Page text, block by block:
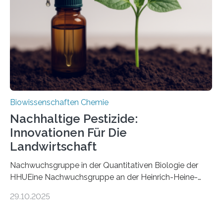
fossile Nachweis einer Stechmückenlarve in Bernstein
stellt gleichzeitig den ersten Fossilfund einer
Mückenlarve aus dem Mesozoikum dar, denn…
Biowissenschaften Chemie
Nachhaltige Pestizide:
Innovationen Für Die
Landwirtschaft
Nachwuchsgruppe in der Quantitativen Biologie der
HHUEine Nachwuchsgruppe an der Heinrich-Heine-
fünf Jahren erforschen, wie Bakterien auf
29.10.2025